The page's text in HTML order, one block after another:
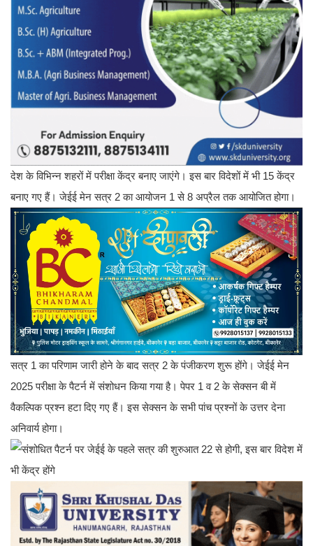
देश के विभिन्न शहरों में परीक्षा केंद्र बनाए जाएंगे। इस बार विदेशों में भी 15 केंद्र
बनाए गए हैं। जेईई मेन सत्र 2 का आयोजन 1 से 8 अप्रैल तक आयोजित होगा।
सत्र 1 का परिणाम जारी होने के बाद सत्र 2 के पंजीकरण शुरू होंगे। जेईई मेन
2025 परीक्षा के पैटर्न में संशोधन किया गया है। पेपर 1 व 2 के सेक्सन बी में
वैकल्पिक प्रश्न हटा दिए गए हैं। इस सेक्सन के सभी पांच प्रश्नों के उत्तर देना
अनिवार्य होगा।